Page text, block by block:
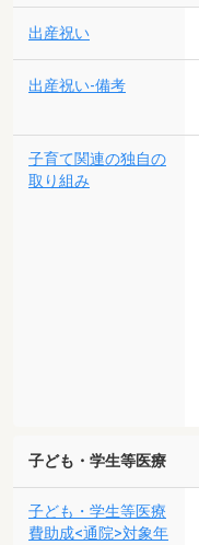
出産祝い
出産祝い-備考
子育て関連の独自の
取り組み
子ども・学生等医療
子ども・学生等医療
費助成<通院>対象年